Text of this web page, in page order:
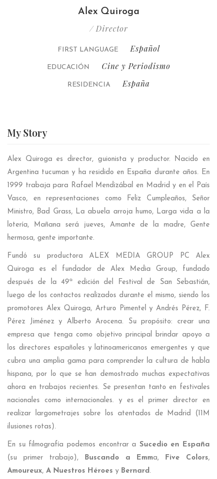
Alex Quiroga
/ Director
FIRST LANGUAGE Español
EDUCACIÓN Cine y Periodismo
RESIDENCIA España
MyStory
Alex Quiroga es director, guionista y productor. Nacido en
Argentina tucuman y ha residido en España durante años. En
1999 trabaja para Rafael Mendizábal en Madrid y en el País
Vasco, en representaciones como Feliz Cumpleaños, Señor
Ministro, Bad Grass, La abuela arroja humo, Larga vida a la
lotería, Mañana será jueves, Amante de la madre, Gente
hermosa, gente importante.
Fundó su productora ALEX MEDIA GROUP PC Alex
Quiroga es el fundador de Alex Media Group, fundado
después de la 49ª edición del Festival de San Sebastián,
luego de los contactos realizados durante el mismo, siendo los
promotores Alex Quiroga, Arturo Pimentel y Andrés Pérez, F.
Pérez Jiménez y Alberto Arocena. Su propósito: crear una
empresa que tenga como objetivo principal brindar apoyo a
los directores españoles y latinoamericanos emergentes y que
cubra una amplia gama para comprender la cultura de habla
hispana, por lo que se han demostrado muchas expectativas
ahora en trabajos recientes. Se presentan tanto en festivales
nacionales como internacionales. y es el primer director en
realizar largometrajes sobre los atentados de Madrid (11M
ilusiones rotas).
En su filmografía podemos encontrar a Sucedio en España
(su primer trabajo), Buscando a Emma, Five Colors,
Amoureux, A Nuestros Héroes y Bernard.